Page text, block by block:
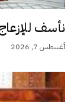
نأسف
أغسطس 7, 2026